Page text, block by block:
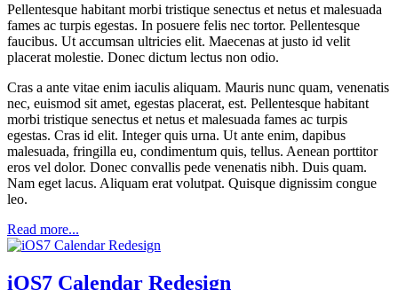
Pellentesque habitant morbi tristique senectus et netus et malesuada
fames ac turpis egestas. In posuere felis nec tortor. Pellentesque
faucibus. Ut accumsan ultricies elit. Maecenas at justo id velit
placerat molestie. Donec dictum lectus non odio.
Cras a ante vitae enim iaculis aliquam. Mauris nunc quam, venenatis
nec, euismod sit amet, egestas placerat, est. Pellentesque habitant
morbi tristique senectus et netus et malesuada fames ac turpis
egestas. Cras id elit. Integer quis urna. Ut ante enim, dapibus
malesuada, fringilla eu, condimentum quis, tellus. Aenean porttitor
eros vel dolor. Donec convallis pede venenatis nibh. Duis quam.
Nam eget lacus. Aliquam erat volutpat. Quisque dignissim congue
leo.
Read more...
iOS7 Calendar Redesign